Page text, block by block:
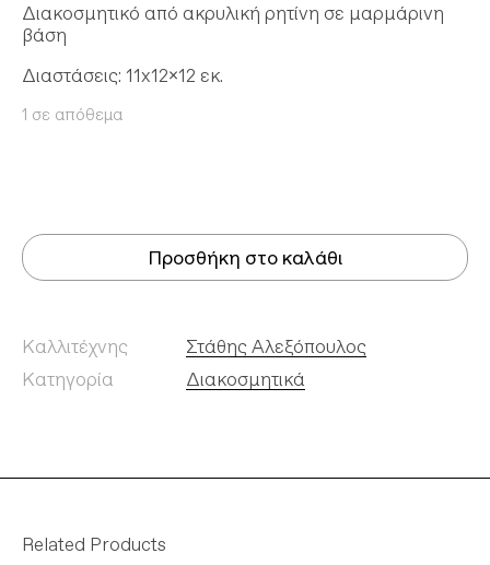
Διακοσμητικό από ακρυλική ρητίνη σε μαρμάρινη
βάση
Διαστάσεις: 11x12x12 εκ.
1 σε απόθεμα
Προσθήκη στο καλάθι
Καλλιτέχνης
Στάθης Αλεξόπουλος
Κατηγορία
Διακοσμητικά
Related Products